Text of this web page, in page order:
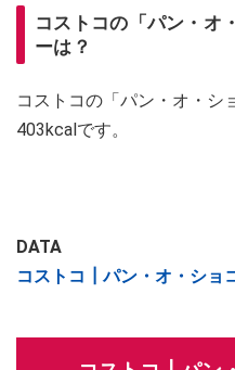
コストコの「パン・オ
ーは？
コストコの「パン・オ・シ
403kcalです。
DATA
コストコ┃パン・オ・ショ